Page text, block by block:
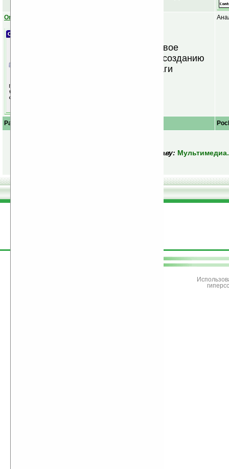
Origami On The Go
Простое пошаговое
руководство по созданию
фигурок из бумаги
Palm OS
Читать следующую главу: